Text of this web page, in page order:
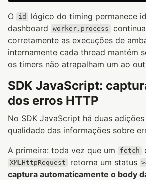
O id
lógico do timing permanece
dashboard
worker.process
corretamente as execuções de
internamente cada thread mantém
os timers não atrapalham um ao
SDK JavaScript:
dos erros HTTP
No SDK JavaScript há duas
qualidade das informações sobre
A primeira: toda vez que um
fetch
XMLHttpRequest retorna um status
captura automaticamente o body